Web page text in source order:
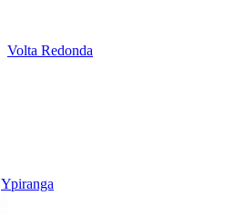
Volta Redonda
Ypiranga